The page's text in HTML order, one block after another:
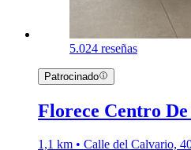
5.024 reseñas
Patrocinado
Florece Centro
1,1 km • Calle del Calvario,